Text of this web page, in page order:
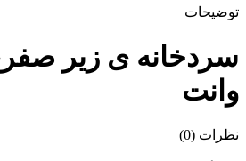
توضیحات
سردخانه ی زیر
وانت
نظرات (0)